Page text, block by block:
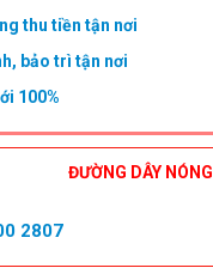
thu tiền tận nơi
bảo trì tận nơi
100%
ĐƯỜNG DÂY NÓNG
2807